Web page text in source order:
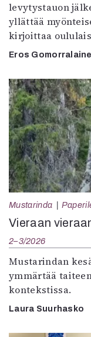
levytystauon
yllättää
kirjoittaa
Eros
Mustarinda
Vieraan
2–3/2026
Mustarindan
ymmärtää
kontekstissa.
Laura Suurhasko